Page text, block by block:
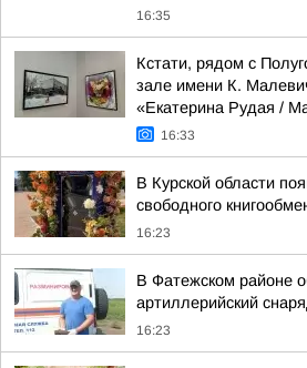
16:35
Кстати, рядом с
зале имени К.
«Екатерина Рудая /
16:33
В Курской области
свободного
16:23
В Фатежском районе
артиллерийский
16:23